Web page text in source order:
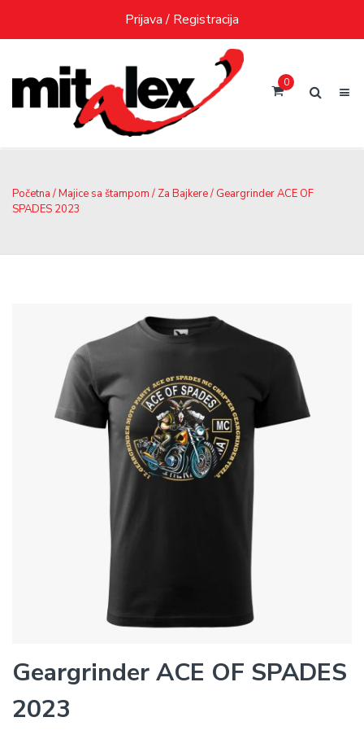
content
Prijava / Registracija
0
Početna /Majice sa štampom / Za Bajkere/ Geargrinder ACE OF
SPADES 2023
Geargrinder ACE OF SPADES
2023